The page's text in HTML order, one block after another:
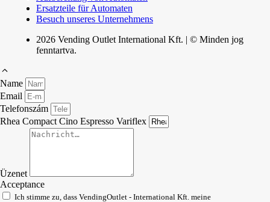
Ersatzteile für Automaten
Besuch unseres Unternehmens
2026 Vending Outlet International Kft. | © Minden jog
fenntartva.
Name
Email
Telefonszám
Rhea Compact Cino Espresso Variflex
Üzenet
Acceptance
Ich stimme zu, dass VendingOutlet - International Kft. meine